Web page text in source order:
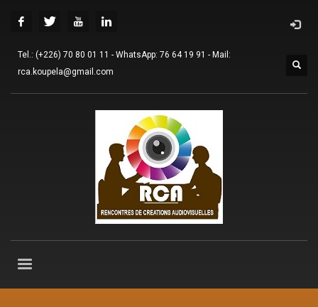
Tel.: (+226) 70 80 01 11 - WhatsApp: 76 64 19 91 - Mail:
rca.koupela@gmail.com